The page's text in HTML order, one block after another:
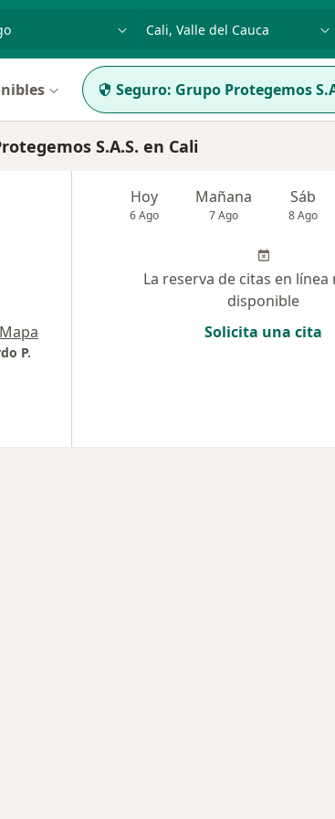
enfermedad o nombre
Seguro: Grupo Protegemos
S.A.S. en Cali
Mapa
P.
Hoy
6 Ago
Mañana
7 Ago
Sáb
8 Ago
La reserva de citas en línea
disponible
Solicita una cita